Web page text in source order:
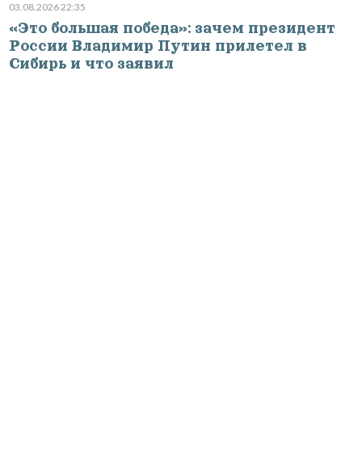
03.08.2026 22:35
«Это большая победа»: зачем президент
России Владимир Путин прилетел в
Сибирь и что заявил